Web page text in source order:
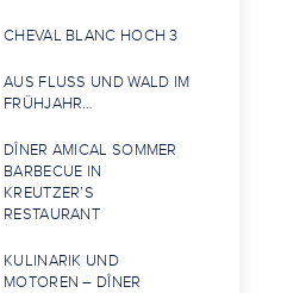
CHEVAL BLANC HOCH 3
AUS FLUSS UND WALD IM
FRÜHJAHR…
DÎNER AMICAL SOMMER
BARBECUE IN
KREUTZER’S
RESTAURANT
KULINARIK UND
MOTOREN – DÎNER